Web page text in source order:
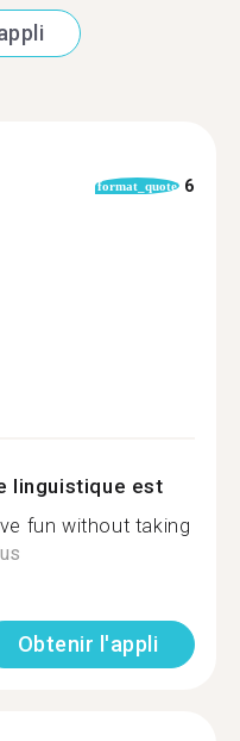
format_quote 6
linguistique est
fun without taking
Obtenir l'appli